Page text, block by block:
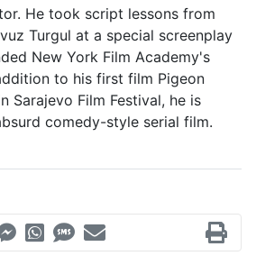
He took script lessons from
Turgul at a special screenplay
New York Film Academy's
to his first film Pigeon
Sarajevo Film Festival, he is
comedy-style serial film.